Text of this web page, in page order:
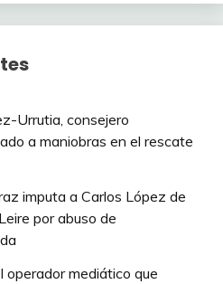
Urrutia, consejero
a maniobras en el rescate
imputa a Carlos López de
por abuso de
operador mediático que